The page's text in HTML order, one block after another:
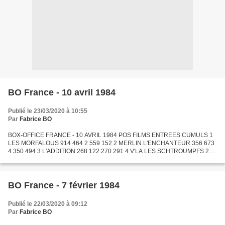
BO France - 10 avril 1984
Publié le 23/03/2020 à 10:55
Par Fabrice BO
BOX-OFFICE FRANCE - 10 AVRIL 1984 POS FILMS ENTREES CUMULS 1
LES MORFALOUS 914 464 2 559 152 2 MERLIN L'ENCHANTEUR 356 673
4 350 494 3 L'ADDITION 268 122 270 291 4 V'LA LES SCHTROUMPFS 258
582...
BO France - 7 février 1984
Publié le 22/03/2020 à 09:12
Par Fabrice BO